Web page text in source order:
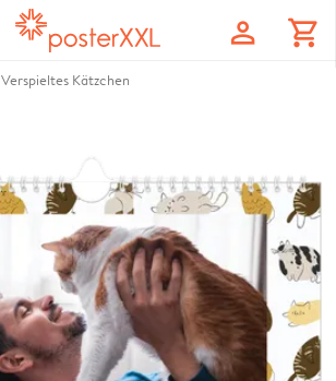
profile shopping_cart
Verspieltes Kätzchen